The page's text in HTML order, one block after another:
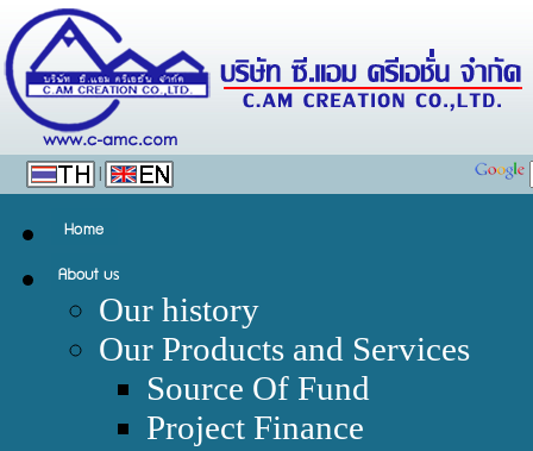
Our history
Our Products and Services
Source Of Fund
Project Finance